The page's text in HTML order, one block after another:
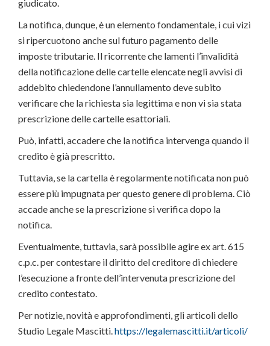
giudicato.
La notifica, dunque, è un elemento fondamentale, i cui vizi
si ripercuotono anche sul futuro pagamento delle
imposte tributarie. Il ricorrente che lamenti l’invalidità
della notificazione delle cartelle elencate negli avvisi di
addebito chiedendone l’annullamento deve subito
verificare che la richiesta sia legittima e non vi sia stata
prescrizione delle cartelle esattoriali.
Può, infatti, accadere che la notifica intervenga quando il
credito è già prescritto.
Tuttavia, se la cartella è regolarmente notificata non può
essere più impugnata per questo genere di problema. Ciò
accade anche se la prescrizione si verifica dopo la
notifica.
Eventualmente, tuttavia, sarà possibile agire ex art. 615
c.p.c. per contestare il diritto del creditore di chiedere
l’esecuzione a fronte dell’intervenuta prescrizione del
credito contestato.
Per notizie, novità e approfondimenti, gli articoli dello
Studio Legale Mascitti.https://legalemascitti.it/articoli/